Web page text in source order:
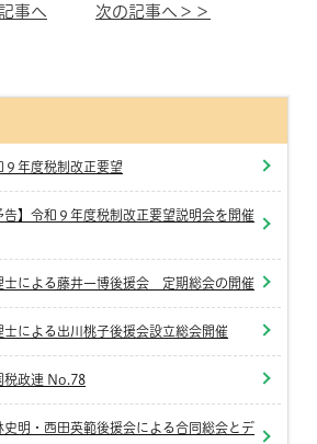
事へ 次の記事へ＞＞
９年度税制改正要望
告】令和９年度税制改正要望説明会を開催
士による藤井一博後援会 定期総会の開催
士による出川桃子後援会設立総会開催
税政連 No.78
史明・西田英範後援会による合同総会とデ